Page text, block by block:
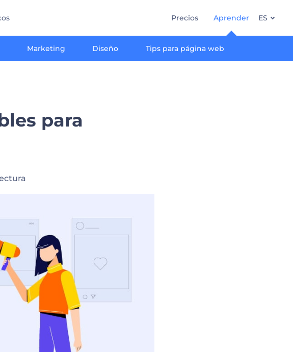
Precios Aprender
Marketing Diseño Tips para página web
ES
para